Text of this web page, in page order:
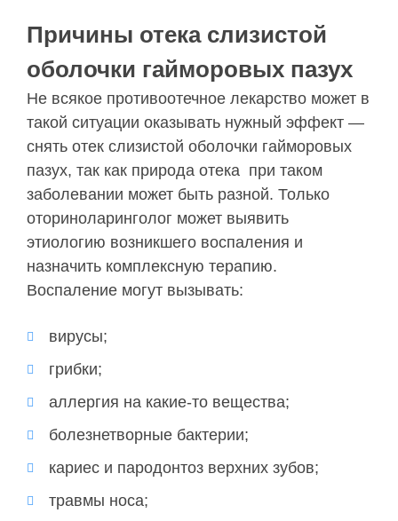
Причины отека слизистой
оболочки гайморовых пазух
Не всякое противоотечное лекарство может в
такой ситуации оказывать нужный эффект —
снять отек слизистой оболочки гайморовых
пазух, так как природа отека при таком
заболевании может быть разной. Только
оториноларинголог может выявить
этиологию возникшего воспаления и
назначить комплексную терапию.
Воспаление могут вызывать:
вирусы;
грибки;
аллергия на какие-то вещества;
болезнетворные бактерии;
кариес и пародонтоз верхних зубов;
травмы носа;